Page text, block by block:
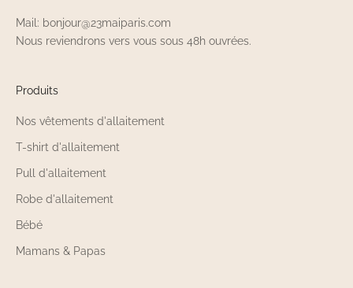
Mail: bonjour@23maiparis.com
Nous reviendrons vers vous sous 48h ouvrées.
Produits
Nos vêtements d'allaitement
T-shirt d'allaitement
Pull d'allaitement
Robe d'allaitement
Bébé
Mamans & Papas